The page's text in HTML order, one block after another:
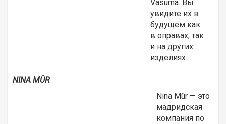
Vasuma. Вы
увидите их в
будущем как
в оправах, так
и на других
изделиях.
NINA MÛR
Nina Mûr — это
мадридская
компания по